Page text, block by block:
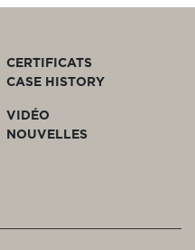
CERTIFICATS
CASE HISTORY
VIDÉO
NOUVELLES